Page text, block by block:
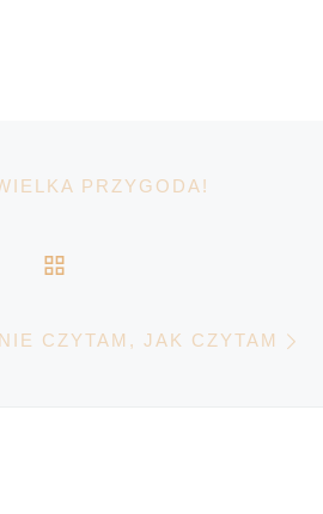
PRZYGODA!
CZYTAM, JAK CZYTAM